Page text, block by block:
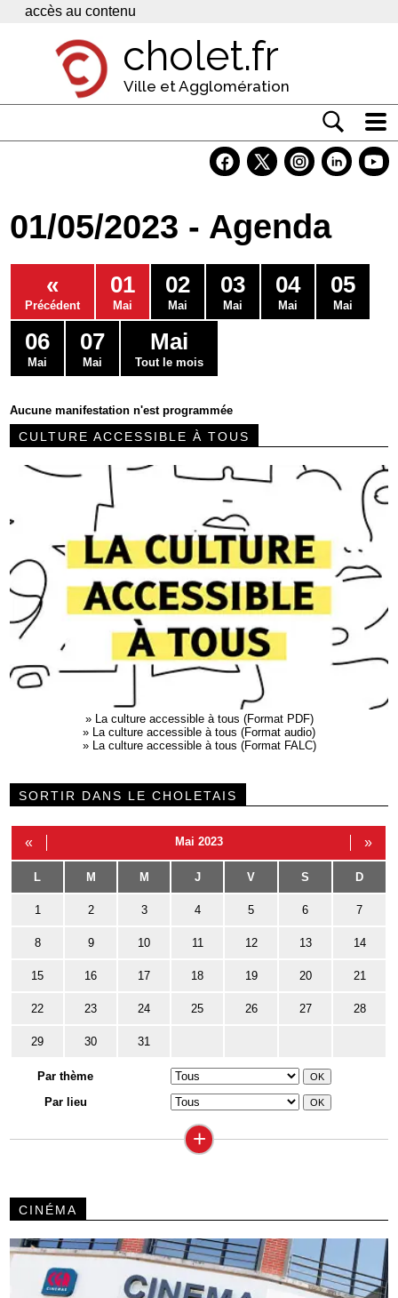
Panneau de gestion des cookies
accès au contenu
cholet.fr
Ville et Agglomération
Economie
Services
Contacts
01/05/2023 - Agenda
«
Précédent
01
Mai
02
Mai
03
Mai
04
Mai
05
Mai
06
Mai
07
Mai
Mai
Tout le mois
Aucune manifestation n'est programmée
CULTURE ACCESSIBLE À TOUS
»
La culture accessible à tous (Format PDF)
»
La culture accessible à tous (Format audio)
»
La culture accessible à tous (Format FALC)
SORTIR DANS LE CHOLETAIS
« Mai 2023 »
L M M J V S D
1 2 3 4 5 6 7
8 9 10 11 12 13 14
15 16 17 18 19 20 21
22 23 24 25 26 27 28
29 30 31
Par thème
Par lieu
+
CINÉMA